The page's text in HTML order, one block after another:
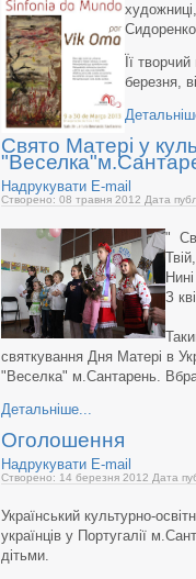
Її
березня,
Свято Матері у
Надрукувати E-mail
Створено: 08 травня 2012 Дата
"
З
святкування Дня Матері в
"Веселка" м.Сантарень.
Детальніше...
Оголошення
Надрукувати E-mail
Створено: 14 березня 2012 Дата
Український культурно-
українців у Португалії
дітьми.